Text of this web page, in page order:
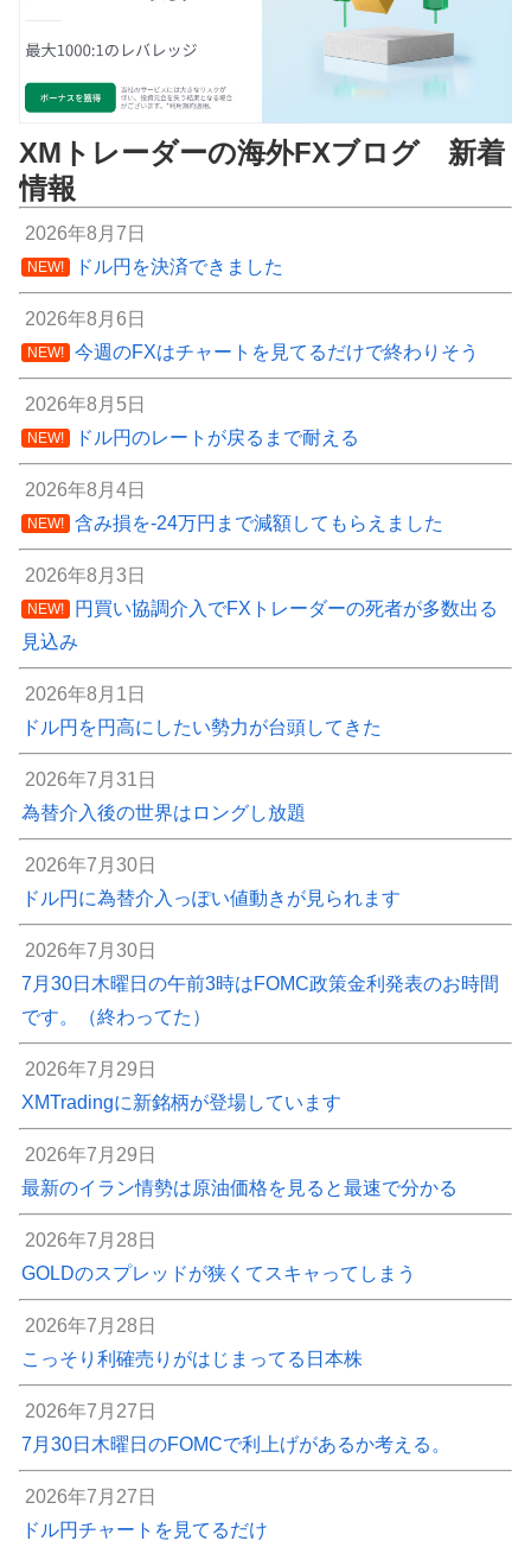
XMトレーダーの海外FXブログ 新着
情報
2026年8月7日
NEW! ドル円を決済できました
2026年8月6日
NEW! 今週のFXはチャートを見てるだけで終わりそう
2026年8月5日
NEW! ドル円のレートが戻るまで耐える
2026年8月4日
NEW! 含み損を-24万円まで減額してもらえました
2026年8月3日
NEW!
円買い協調介入でFXトレーダーの死者が多数出る
見込み
2026年8月1日
ドル円を円高にしたい勢力が台頭してきた
2026年7月31日
為替介入後の世界はロングし放題
2026年7月30日
ドル円に為替介入っぽい値動きが見られます
2026年7月30日
7月30日木曜日の午前3時はFOMC政策金利発表のお時間
です。（終わってた）
2026年7月29日
XMTradingに新銘柄が登場しています
2026年7月29日
最新のイラン情勢は原油価格を見ると最速で分かる
2026年7月28日
GOLDのスプレッドが狭くてスキャってしまう
2026年7月28日
こっそり利確売りがはじまってる日本株
2026年7月27日
7月30日木曜日のFOMCで利上げがあるか考える。
2026年7月27日
ドル円チャートを見てるだけ